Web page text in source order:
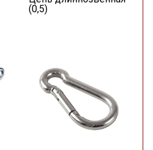
(0,5)